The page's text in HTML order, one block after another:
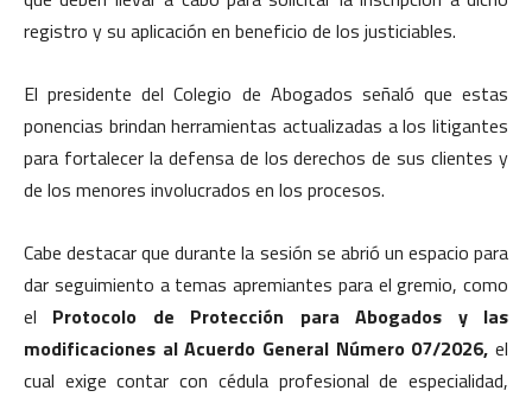
registro y su aplicación en beneficio de los justiciables.
El presidente del Colegio de Abogados señaló que estas
ponencias brindan herramientas actualizadas a los litigantes
para fortalecer la defensa de los derechos de sus clientes y
de los menores involucrados en los procesos.
Cabe destacar que durante la sesión se abrió un espacio para
dar seguimiento a temas apremiantes para el gremio, como
el Protocolo de Protección para Abogados y las
modificaciones al Acuerdo General Número 07/2026, el
cual exige contar con cédula profesional de especialidad,